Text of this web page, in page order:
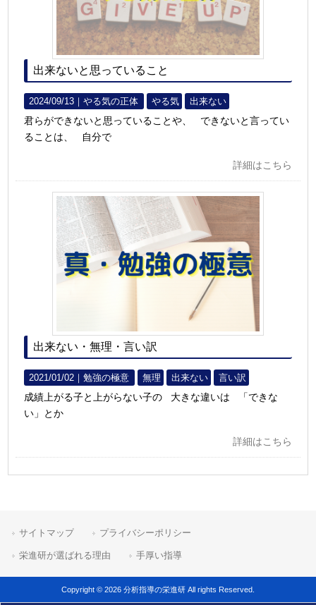
出来ないと思っていること
2024/09/13｜やる気の正体 やる気 出来ない
君らができないと思っていることや、 できないと言ってい
ることは、 自分で
詳細はこちら
出来ない・無理・言い訳
2021/01/02｜勉強の極意 無理 出来ない 言い訳
成績上がる子と上がらない子の 大きな違いは 「できな
い」とか
詳細はこちら
サイトマップ プライバシーポリシー
栄進研が選ばれる理由 手厚い指導
Copyright © 2026 分析指導の栄進研 All rights Reserved.